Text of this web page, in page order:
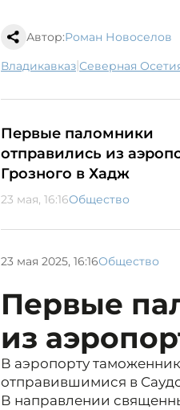
Автор:Роман Новоселов
Владикавказ| Северная
Первые паломники
отправились из
Грозного в Хадж
23 мая, 16:16Общество
23 мая 2025, 16:16Общество
Первые
из
В аэропорту
отправившимися в
В направлении